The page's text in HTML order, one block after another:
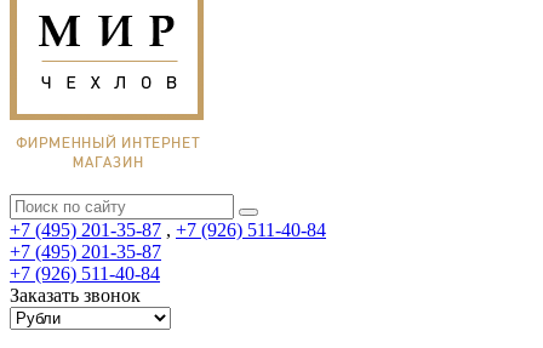
+7 (495) 201-35-87 , +7 (926) 511-40-84
+7 (495) 201-35-87
+7 (926) 511-40-84
Заказать звонок